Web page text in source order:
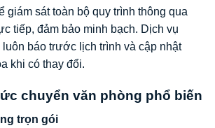
giám sát toàn bộ quy trình thông qua
tiếp, đảm bảo minh bạch. Dịch vụ
báo trước lịch trình và cập nhật
khi có thay đổi.
chuyển văn phòng phổ biến
trọn gói